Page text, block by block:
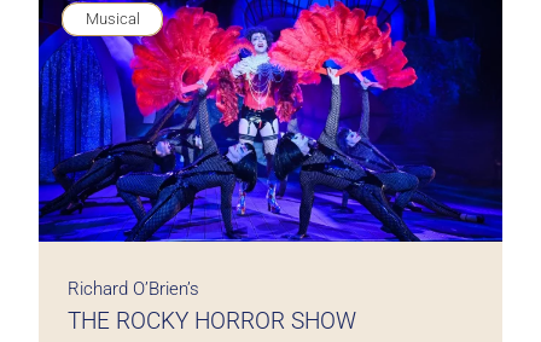
Musical
Richard O’Brien’s
THE ROCKY HORROR SHOW